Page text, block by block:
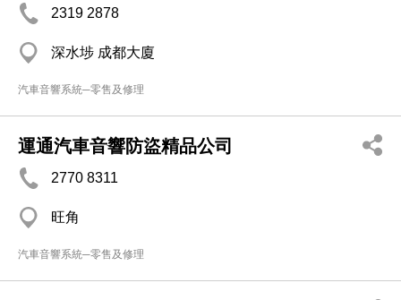
2319 2878
深水埗 成都大廈
汽車音響系統─零售及修理
運通汽車音響防盜精品公司
2770 8311
旺角
汽車音響系統─零售及修理